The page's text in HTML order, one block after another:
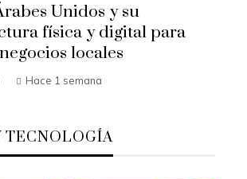
Unidos y su
física y digital para
locales
Hace 1 semana
TECNOLOGÍA